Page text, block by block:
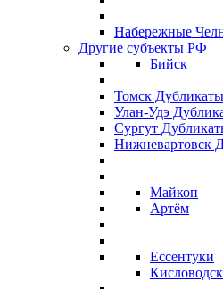
Набережные
Другие субъекты РФ
Бийск
Томск
Улан-Удэ
Сургут
Нижневартовск
Майкоп
Артём
Ессентуки
Кисловодск